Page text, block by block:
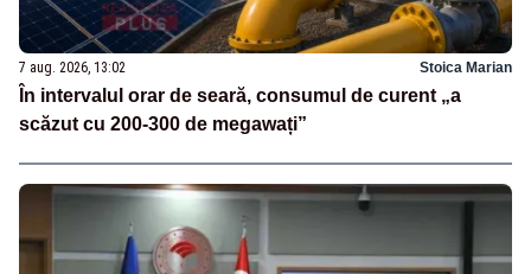
7 aug. 2026, 13:02 Stoica Marian
În intervalul orar de seară, consumul de curent „a
scăzut cu 200-300 de megawați”